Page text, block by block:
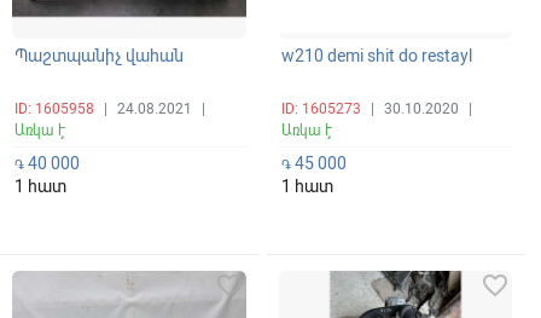
Պաշտպանիչ վահան
ID: 1605958 24.08.2021
Առկա է
֏ 40 000
1 հատ
w210 demi shit do restayl
ID: 1605273 30.10.2020
Առկա է
֏45 000
1 հատ
favorite_border favorite_border